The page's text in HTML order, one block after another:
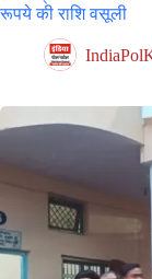
रूपये की राशि वसूली